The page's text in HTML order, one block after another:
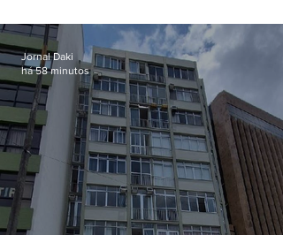
Jornal Daki
há 58 minutos